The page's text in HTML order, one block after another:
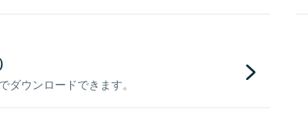
ウンロードできます。